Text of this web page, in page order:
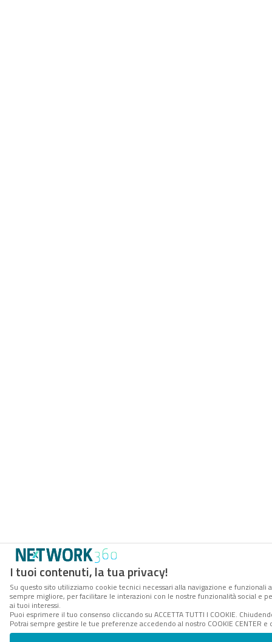
I tuoi contenuti, la tua privacy!
Su questo sito utilizziamo cookie tecnici necessari alla navigazione e
sempre migliore, per facilitare le interazioni con le nostre funzionalità social e
ai tuoi interessi.
Puoi esprimere il tuo consenso cliccando su ACCETTA TUTTI I COOKIE.
Potrai sempre gestire le tue preferenze accedendo al nostro COOKIE